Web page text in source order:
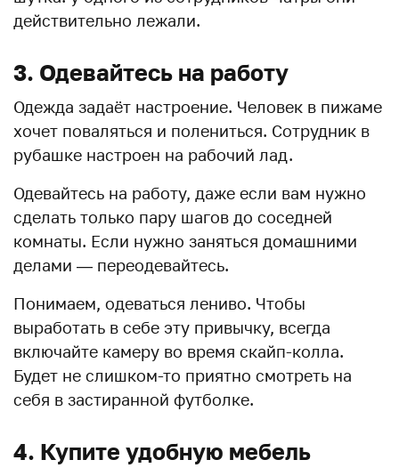
действительно лежали.
3. Одевайтесь на работу
Одежда задаёт настроение. Человек в пижаме
хочет поваляться и полениться. Сотрудник в
рубашке настроен на рабочий лад.
Одевайтесь на работу, даже если вам нужно
сделать только пару шагов до соседней
комнаты. Если нужно заняться домашними
делами — переодевайтесь.
Понимаем, одеваться лениво. Чтобы
выработать в себе эту привычку, всегда
включайте камеру во время скайп-колла.
Будет не слишком-то приятно смотреть на
себя в застиранной футболке.
4. Купите удобную мебель